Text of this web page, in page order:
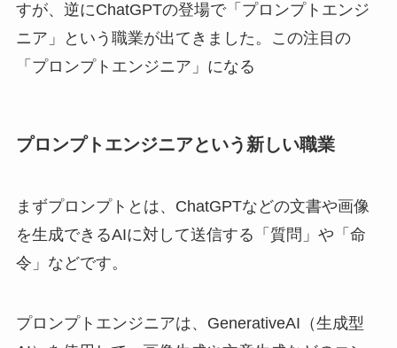
すが、逆にChatGPTの登場で「プロンプトエンジ
ニア」という職業が出てきました。この注目の
「プロンプトエンジニア」になる
プロンプトエンジニアという新しい職業
まずプロンプトとは、ChatGPTなどの文書や画像
を生成できるAIに対して送信する「質問」や「命
令」などです。
プロンプトエンジニアは、GenerativeAI（生成型